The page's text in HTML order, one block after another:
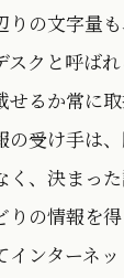
りの文字量
スクと呼ば
るか常に取
受け手は
く、決まっ
の情報を得
ンターネ